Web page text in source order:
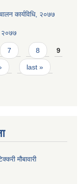
कार्यविधि, २०७७
२०७७
7 8 9
last »
मौबावारी